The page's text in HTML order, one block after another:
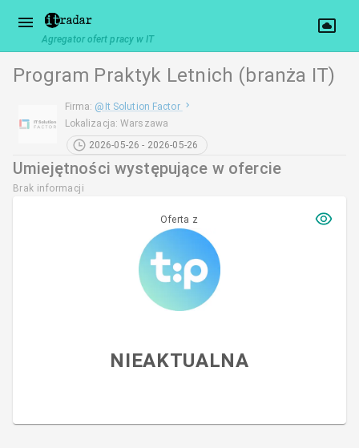
Agregator ofert pracy w IT
Program Praktyk Letnich (branża IT)
Firma: @ It Solution Factor
Lokalizacja:Warszawa
2026-05-26 - 2026-05-26
Umiejętności występujące w ofercie
Brak informacji
Oferta z
NIEAKTUALNA